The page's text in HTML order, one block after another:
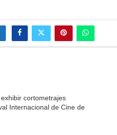
cortometrajes
Internacional de Cine de